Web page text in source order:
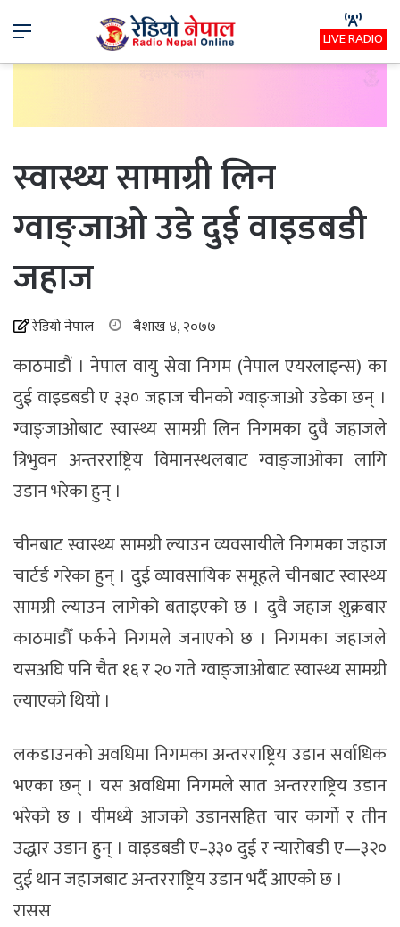
Menu LIVE RADIO
स्वास्थ्य सामाग्री लिन
ग्वाङ्जाओ उडे दुई वाइडबडी
जहाज
रेडियो नेपाल बैशाख ४, २०७७
काठमाडौं । नेपाल वायु सेवा निगम (नेपाल एयरलाइन्स) का
दुई वाइडबडी ए ३३० जहाज चीनको ग्वाङ्जाओ उडेका छन् ।
ग्वाङ्जाओबाट स्वास्थ्य सामग्री लिन निगमका दुवै जहाजले
त्रिभुवन अन्तरराष्ट्रिय विमानस्थलबाट ग्वाङ्जाओका लागि
उडान भरेका हुन् ।
चीनबाट स्वास्थ्य सामग्री ल्याउन व्यवसायीले निगमका जहाज
चार्टर्ड गरेका हुन् । दुई व्यावसायिक समूहले चीनबाट स्वास्थ्य
सामग्री ल्याउन लागेको बताइएको छ । दुवै जहाज शुक्रबार
काठमाडौँ फर्कने निगमले जनाएको छ । निगमका जहाजले
यसअघि पनि चैत १६ र २० गते ग्वाङ्जाओबाट स्वास्थ्य सामग्री
ल्याएको थियो ।
लकडाउनको अवधिमा निगमका अन्तरराष्ट्रिय उडान सर्वाधिक
भएका छन् । यस अवधिमा निगमले सात अन्तरराष्ट्रिय उडान
भरेको छ । यीमध्ये आजको उडानसहित चार कार्गो र तीन
उद्धार उडान हुन् । वाइडबडी ए–३३० दुई र न्यारोबडी ए—३२०
दुई थान जहाजबाट अन्तरराष्ट्रिय उडान भर्दै आएको छ ।
रासस